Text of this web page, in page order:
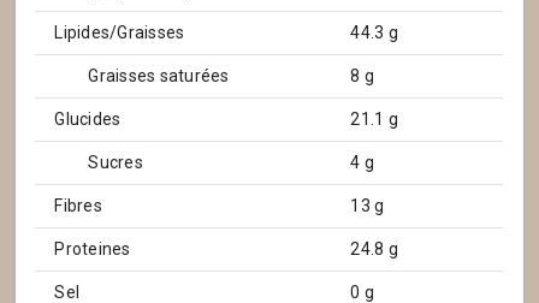
Lipides/Graisses 44.3 g
Graisses saturées 8 g
Glucides 21.1 g
Sucres 4 g
Fibres 13 g
Proteines 24.8 g
Sel 0 g